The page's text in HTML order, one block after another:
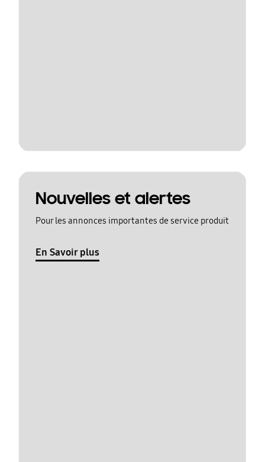
Nouvelles et alertes
Pour les annonces importantes de service produit
En Savoir plus